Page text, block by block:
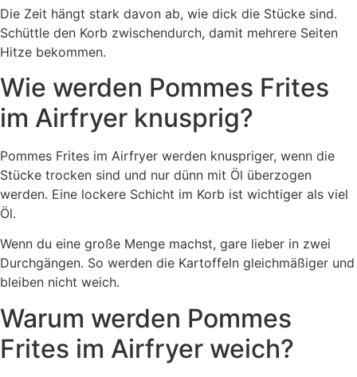
Die Zeit hängt stark davon ab, wie dick die Stücke sind.
Schüttle den Korb zwischendurch, damit mehrere Seiten
Hitze bekommen.
Wie werden Pommes Frites
im Airfryer knusprig?
Pommes Frites im Airfryer werden knuspriger, wenn die
Stücke trocken sind und nur dünn mit Öl überzogen
werden. Eine lockere Schicht im Korb ist wichtiger als viel
Öl.
Wenn du eine große Menge machst, gare lieber in zwei
Durchgängen. So werden die Kartoffeln gleichmäßiger und
bleiben nicht weich.
Warum werden Pommes
Frites im Airfryer weich?